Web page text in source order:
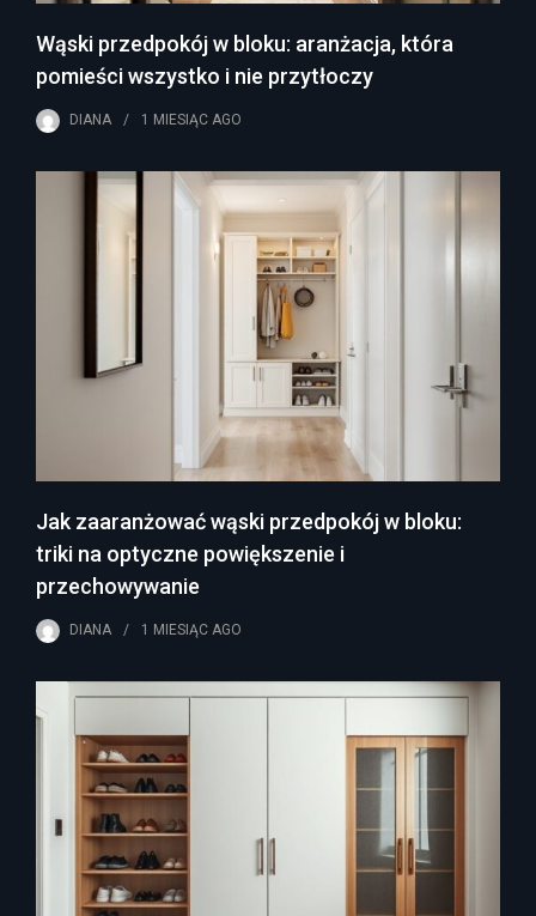
Wąski przedpokój w bloku: aranżacja, która
pomieści wszystko i nie przytłoczy
DIANA 1 MIESIĄC AGO
Jak zaaranżować wąski przedpokój w bloku:
triki na optyczne powiększenie i
przechowywanie
DIANA 1 MIESIĄC AGO